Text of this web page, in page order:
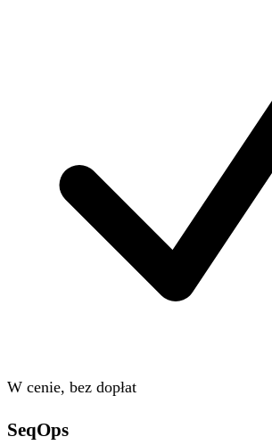
W cenie, bez dopłat
SeqOps